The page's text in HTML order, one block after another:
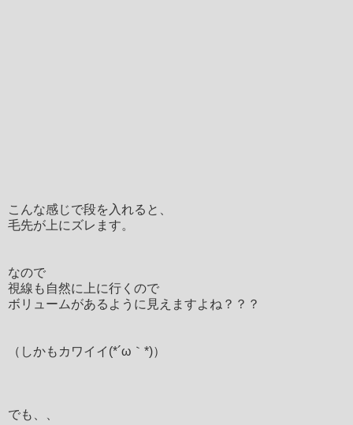
こんな感じで段を入れると、
毛先が上にズレます。
なので
視線も自然に上に行くので
ボリュームがあるように見えますよね？？？
（しかもカワイイ(*´ω｀*)）
でも、、